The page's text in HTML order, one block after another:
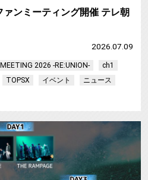
ァンミーティング開催 テレ朝
2026.07.09
2026 -RE:UNION-
ch1
TOPSX イベント
ニュース